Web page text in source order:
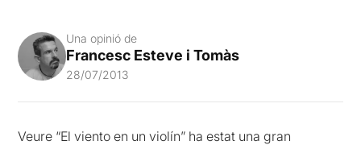
Una opinió de
Francesc Esteve i Tomàs
28/07/2013
Veure “El viento en un violín” ha estat una gran